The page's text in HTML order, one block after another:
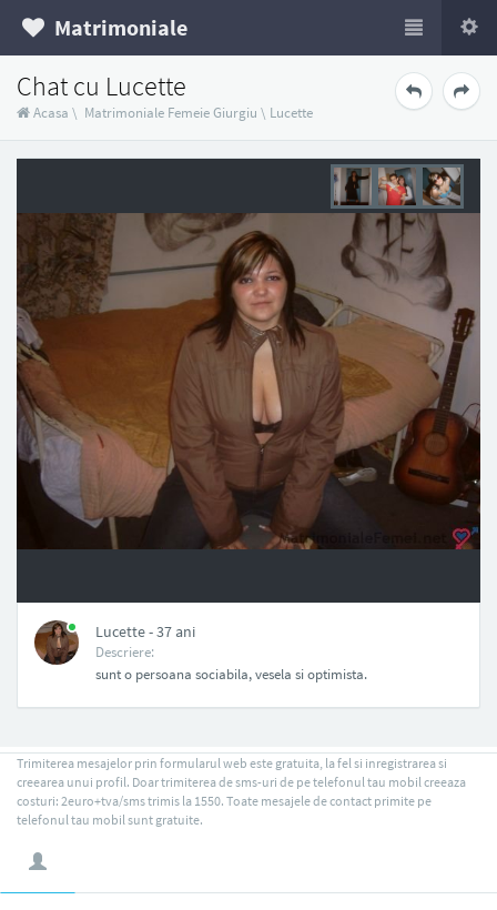
Matrimoniale
Chat cu Lucette
Acasa \ Matrimoniale Femeie Giurgiu \ Lucette
Lucette - 37 ani
Descriere:
sunt o persoana sociabila, vesela si optimista.
Trimiterea mesajelor prin formularul web este gratuita, la fel si inregistrarea si
creearea unui profil. Doar trimiterea de sms-uri de pe telefonul tau mobil creeaza
costuri: 2euro+tva/sms trimis la 1550. Toate mesajele de contact primite pe
telefonul tau mobil sunt gratuite.